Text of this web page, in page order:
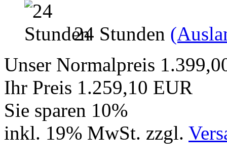
24 Stunden
Unser Normalpreis
Ihr Preis 1.259,10 EUR
Sie sparen 10%
inkl. 19% MwSt. zzgl.